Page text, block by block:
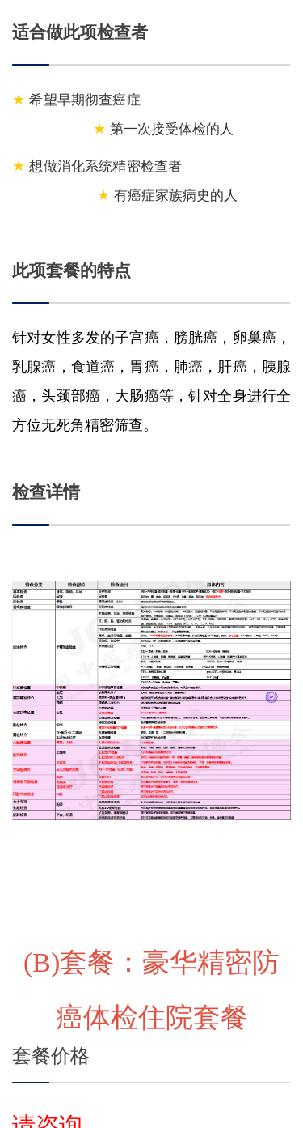
适合做此项检查者
★ 希望早期彻查癌症
★ 第一次接受体检的人
★ 想做消化系统精密检查者
★ 有癌症家族病史的人
此项套餐的特点
针对女性多发的子宫癌，膀胱癌，卵巢癌，
乳腺癌，食道癌，胃癌，肺癌，肝癌，胰腺
癌，头颈部癌，大肠癌等，针对全身进行全
方位无死角精密筛查。
检查详情
(B)套餐：豪华精密防
癌体检住院套餐
套餐价格